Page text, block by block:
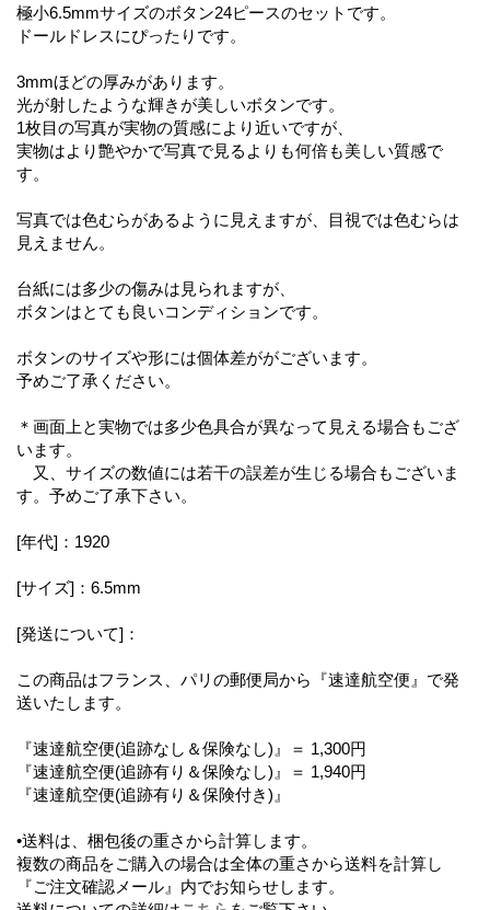
極小6.5mmサイズのボタン24ピースのセットです。
ドールドレスにぴったりです。
3mmほどの厚みがあります。
光が射したような輝きが美しいボタンです。
1枚目の写真が実物の質感により近いですが、
実物はより艶やかで写真で見るよりも何倍も美しい質感で
す。
写真では色むらがあるように見えますが、目視では色むらは
見えません。
台紙には多少の傷みは見られますが、
ボタンはとても良いコンディションです。
ボタンのサイズや形には個体差ががございます。
予めご了承ください。
＊画面上と実物では多少色具合が異なって見える場合もござ
います。
又、サイズの数値には若干の誤差が生じる場合もございま
す。予めご了承下さい。
[年代]：1920
[サイズ]：6.5mm
[発送について]：
この商品はフランス、パリの郵便局から『速達航空便』で発
送いたします。
『速達航空便(追跡なし＆保険なし)』＝ 1,300円
『速達航空便(追跡有り＆保険なし)』＝ 1,940円
『速達航空便(追跡有り＆保険付き)』
•送料は、梱包後の重さから計算します。
複数の商品をご購入の場合は全体の重さから送料を計算し
『ご注文確認メール』内でお知らせします。